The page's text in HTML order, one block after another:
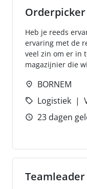
Orderpicker
Heb je reeds
ervaring met de
veel zin om er in
magazijnier die
BORNEM
Logistiek
23 dagen